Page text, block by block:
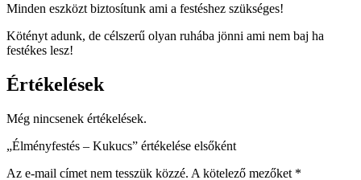
Minden eszközt biztosítunk ami a festéshez szükséges!
Kötényt adunk, de célszerű olyan ruhába jönni ami nem baj ha
festékes lesz!
Értékelések
Még nincsenek értékelések.
„Élményfestés – Kukucs” értékelése elsőként
Az e-mail címet nem tesszük közzé. A kötelező mezőket *